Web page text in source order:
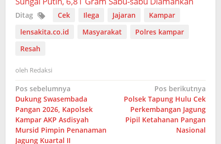
Ditag Cek Ilega Jajaran
Kampar
lensakita.co.id
Masyarakat
Polres kampar
Resah
oleh Redaksi
Navigasi
pos
Pos sebelumnya
Dukung Swasembada
Pangan 2026, Kapolsek
Kampar AKP Asdisyah
Mursid Pimpin Penanaman
Jagung Kuartal II
Pos berikutnya
Polsek Tapung Hulu Cek
Perkembangan Jagung
Pipil Ketahanan Pangan
Nasional